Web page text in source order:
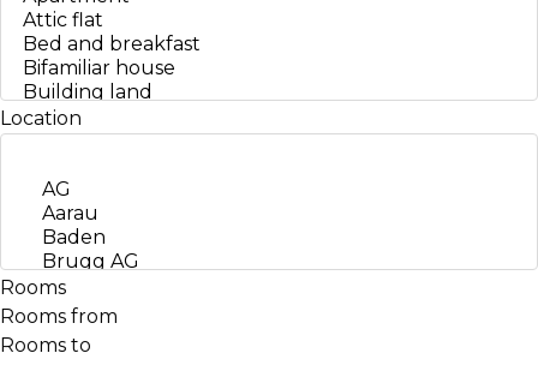
Location
Rooms
Rooms from
Rooms to